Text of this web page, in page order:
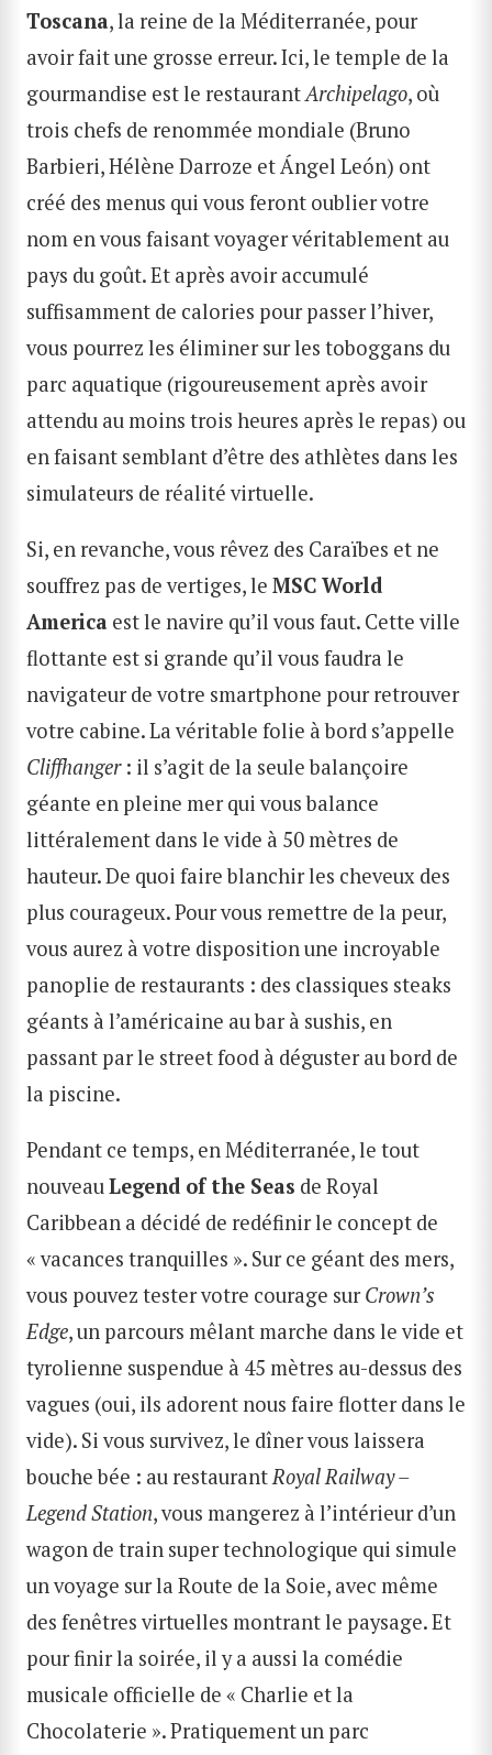
Toscana, la reine de la Méditerranée, pour
avoir fait une grosse erreur. Ici, le temple de la
gourmandise est le restaurantArchipelago, où
trois chefs de renommée mondiale (Bruno
Barbieri, Hélène Darroze et Ángel León) ont
créé des menus qui vous feront oublier votre
nom en vous faisant voyager véritablement au
pays du goût. Et après avoir accumulé
suffisamment de calories pour passer l’hiver,
vous pourrez les éliminer sur les toboggans du
parc aquatique (rigoureusement après avoir
attendu au moins trois heures après le repas) ou
en faisant semblant d’être des athlètes dans les
simulateurs de réalité virtuelle.
Si, en revanche, vous rêvez des Caraïbes et ne
souffrez pas de vertiges, le MSC World
America est le navire qu’il vous faut. Cette ville
flottante est si grande qu’il vous faudra le
navigateur de votre smartphone pour retrouver
votre cabine. La véritable folie à bord s’appelle
Cliffhanger: il s’agit de la seule balançoire
géante en pleine mer qui vous balance
littéralement dans le vide à 50 mètres de
hauteur. De quoi faire blanchir les cheveux des
plus courageux. Pour vous remettre de la peur,
vous aurez à votre disposition une incroyable
panoplie de restaurants : des classiques steaks
géants à l’américaine au bar à sushis, en
passant par le street food à déguster au bord de
la piscine.
Pendant ce temps, en Méditerranée, le tout
nouveauLegend of the Seas de Royal
Caribbean a décidé de redéfinir le concept de
« vacances tranquilles ». Sur ce géant des mers,
vous pouvez tester votre courage surCrown’s
Edge, un parcours mêlant marche dans le vide et
tyrolienne suspendue à 45 mètres au-dessus des
vagues (oui, ils adorent nous faire flotter dans le
vide). Si vous survivez, le dîner vous laissera
bouche bée : au restaurantRoyal Railway –
Legend Station, vous mangerez à l’intérieur d’un
wagon de train super technologique qui simule
un voyage sur la Route de la Soie, avec même
des fenêtres virtuelles montrant le paysage. Et
pour finir la soirée, il y a aussi la comédie
musicale officielle de « Charlie et la
Chocolaterie ». Pratiquement un parc